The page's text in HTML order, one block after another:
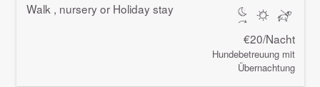
Walk , nursery or Holiday stay
€20/Nacht
Hundebetreuung mit
Übernachtung